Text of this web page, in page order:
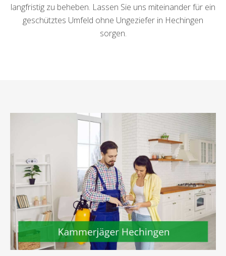
langfristig zu beheben. Lassen Sie uns miteinander für ein
geschütztes Umfeld ohne Ungeziefer in Hechingen
sorgen.